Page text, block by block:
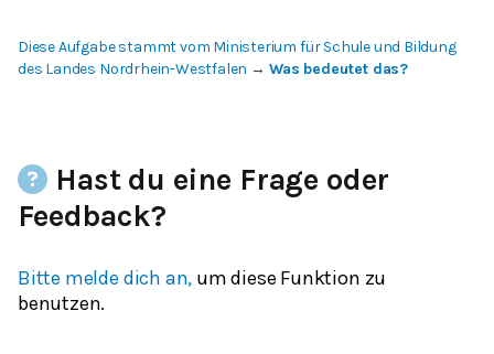
Diese Aufgabe stammt vom Ministerium für Schule und Bildung
des Landes Nordrhein-Westfalen → Was bedeutet das?
Hast du eine Frage oder
Feedback?
Bitte melde dich an, um diese Funktion zu
benutzen.